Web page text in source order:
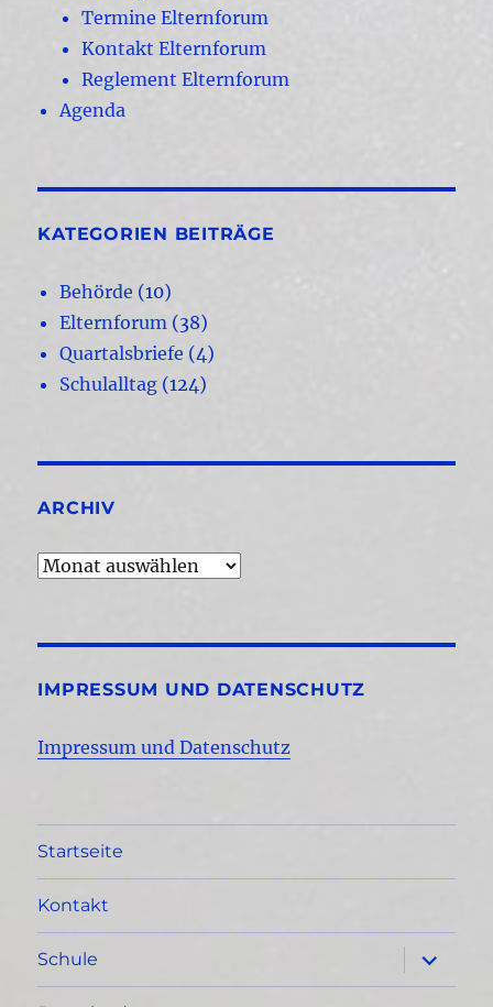
Termine Elternforum
Kontakt Elternforum
Reglement Elternforum
Agenda
KATEGORIEN BEITRÄGE
Behörde (10)
Elternforum (38)
Quartalsbriefe (4)
Schulalltag (124)
ARCHIV
Archiv
IMPRESSUM UND DATENSCHUTZ
Impressum und Datenschutz
Startseite
Kontakt
Schule
öffnen